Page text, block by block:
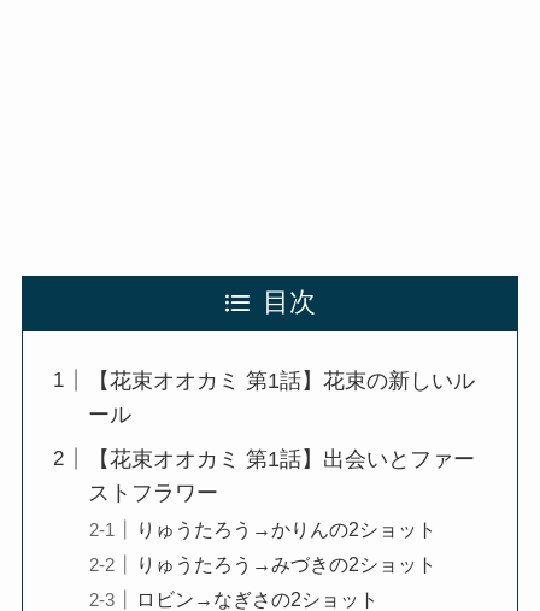
目次
【花束オオカミ 第1話】花束の新しいル
ール
【花束オオカミ 第1話】出会いとファー
ストフラワー
りゅうたろう→かりんの2ショット
りゅうたろう→みづきの2ショット
ロビン→なぎさの2ショット